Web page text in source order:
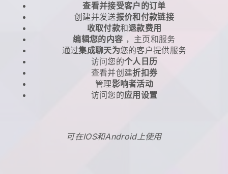
查看并接受客户的订单
创建并发送报价和付款链接
收取付款和退款费用
编辑您的内容 ，主页和服务
通过集成聊天为您的客户提供服务
访问您的个人日历
查看并创建折扣券
管理影响者活动
访问您的应用设置
可在IOS和Android上使用